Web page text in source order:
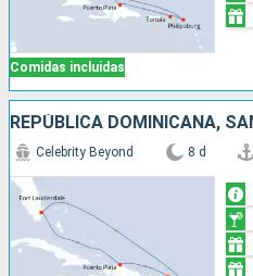
Comidas incluidas
Celebrity Beyond 8 d